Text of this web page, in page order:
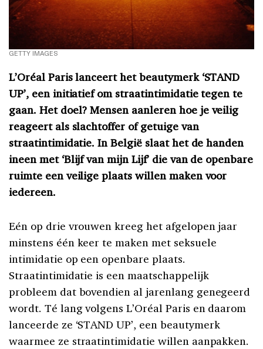
GETTY IMAGES
L’Oréal Paris lanceert het beautymerk ‘STAND
UP’, een initiatief om straatintimidatie tegen te
gaan. Het doel? Mensen aanleren hoe je veilig
reageert als slachtoffer of getuige van
straatintimidatie. In België slaat het de handen
ineen met ‘Blijf van mijn Lijf’ die van de openbare
ruimte een veilige plaats willen maken voor
iedereen.
Eén op drie vrouwen kreeg het afgelopen jaar
minstens één keer te maken met seksuele
intimidatie op een openbare plaats.
Straatintimidatie is een maatschappelijk
probleem dat bovendien al jarenlang genegeerd
wordt. Té lang volgens L’Oréal Paris en daarom
lanceerde ze ‘STAND UP’, een beautymerk
waarmee ze straatintimidatie willen aanpakken.